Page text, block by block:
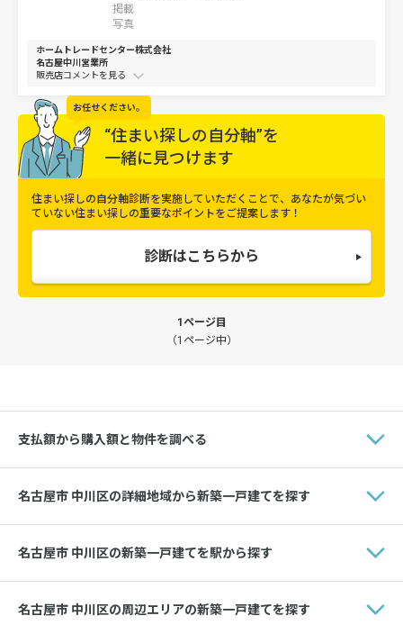
掲載
写真
ホームトレードセンター株式会社
名古屋中川営業所
販売店コメントを
お任せください。
“住まい探しの自分軸”を
一緒に見つけます
住まい探しの自分軸診断を実施していただくことで、 あなたが気づい
ていない住まい探しの重要なポイントをご提案します！
診断はこちらから
1ページ目
（1ページ中）
支払額から購入額と物件を調べる
名古屋市 中川区の詳細地域から新築一戸建てを探す
名古屋市 中川区の新築一戸建てを駅から探す
名古屋市 中川区の周辺エリアの新築一戸建てを探す